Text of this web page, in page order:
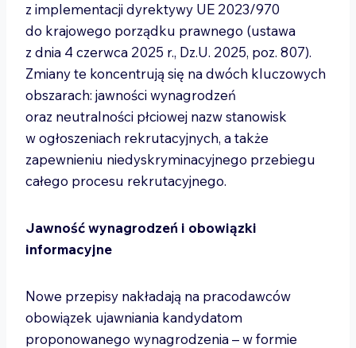
z implementacji dyrektywy UE 2023/970
do krajowego porządku prawnego (ustawa
z dnia 4 czerwca 2025 r., Dz.U. 2025, poz. 807).
Zmiany te koncentrują się na dwóch kluczowych
obszarach: jawności wynagrodzeń
oraz neutralności płciowej nazw stanowisk
w ogłoszeniach rekrutacyjnych, a także
zapewnieniu niedyskryminacyjnego przebiegu
całego procesu rekrutacyjnego.
Jawność wynagrodzeń i obowiązki
informacyjne
Nowe przepisy nakładają na pracodawców
obowiązek ujawniania kandydatom
proponowanego wynagrodzenia – w formie